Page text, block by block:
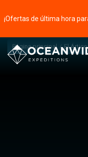
Página principal El Ártico